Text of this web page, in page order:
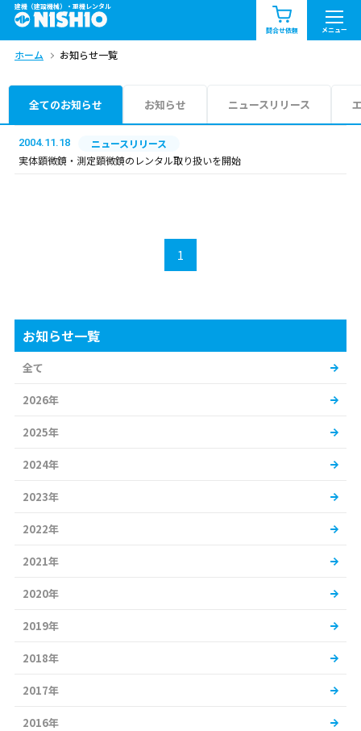
建機（建設機械）・重機レンタル
問合せ依頼 メニュー
商品一覧 お知らせ一覧
問合せ依頼リスト
エリア情報を見る
ホーム お知らせ一覧
全てのお知らせ お知らせ ニュースリリース
2004.11.18
ニュースリリース
実体顕微鏡・測定顕微鏡のレンタル取り扱いを開始
1
お知らせ一覧
全て
2026年
2025年
2024年
2023年
2022年
2021年
2020年
2019年
2018年
2017年
2016年